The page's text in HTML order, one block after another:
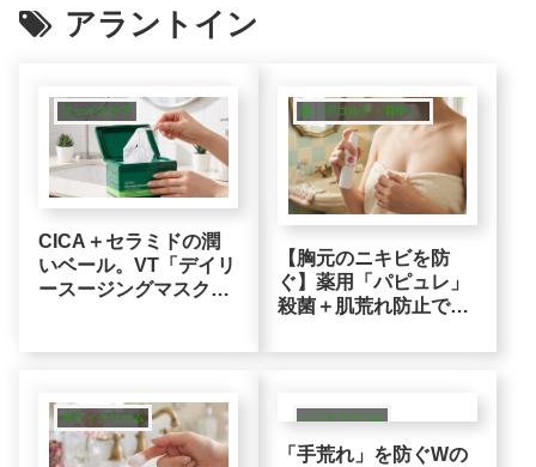
アラントイン
フェイスケア
CICA＋セラミドの潤
いベール。VT「デイリ
ースージングマスク
【胸元のニキビを防
ぐ】薬用「パピュレ」
殺菌＋肌荒れ防止で、
る素肌へアプローチ
ボディクリーム ハンドクリーム
「手荒れ」を防ぐWの